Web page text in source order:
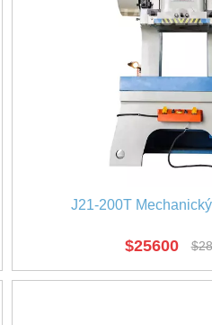
J21-200T
$25600 $